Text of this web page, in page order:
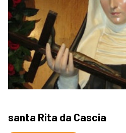
santa Rita da Cascia